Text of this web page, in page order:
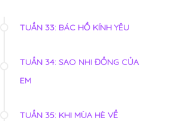
TUẦN 33: BÁC HỒ KÍNH YÊU
TUẦN 34: SAO NHI ĐỒNG CỦA
EM
TUẦN 35: KHI MÙA HÈ VỀ